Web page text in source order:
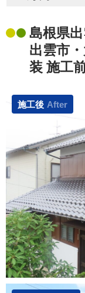
島根県
出雲市
装 施工
施工後 After